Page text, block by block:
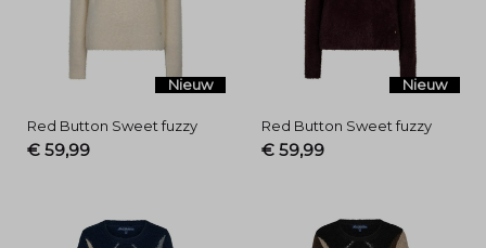
Nieuw
Red Button Sweet fuzzy
€ 59,99
Nieuw
Red Button Sweet fuzzy
€ 59,99